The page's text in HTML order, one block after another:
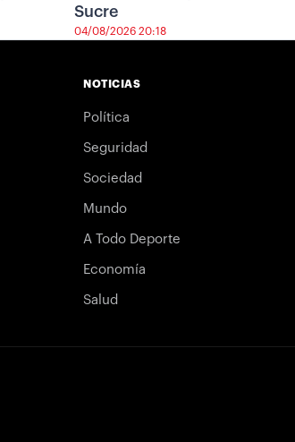
Sucre
04/08/2026 20:18
NOTICIAS
Política
Seguridad
Sociedad
Mundo
A Todo Deporte
Economía
Salud